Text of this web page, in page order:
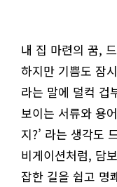
내 집 마련의 꿈,
하지만 기쁨도 잠
라는 말에 덜컥 겁
보이는 서류와 용
지?’ 라는 생각도
비게이션처럼, 담
잡한 길을 쉽고 명